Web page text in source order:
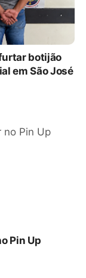
botijão
em São José
Pin Up